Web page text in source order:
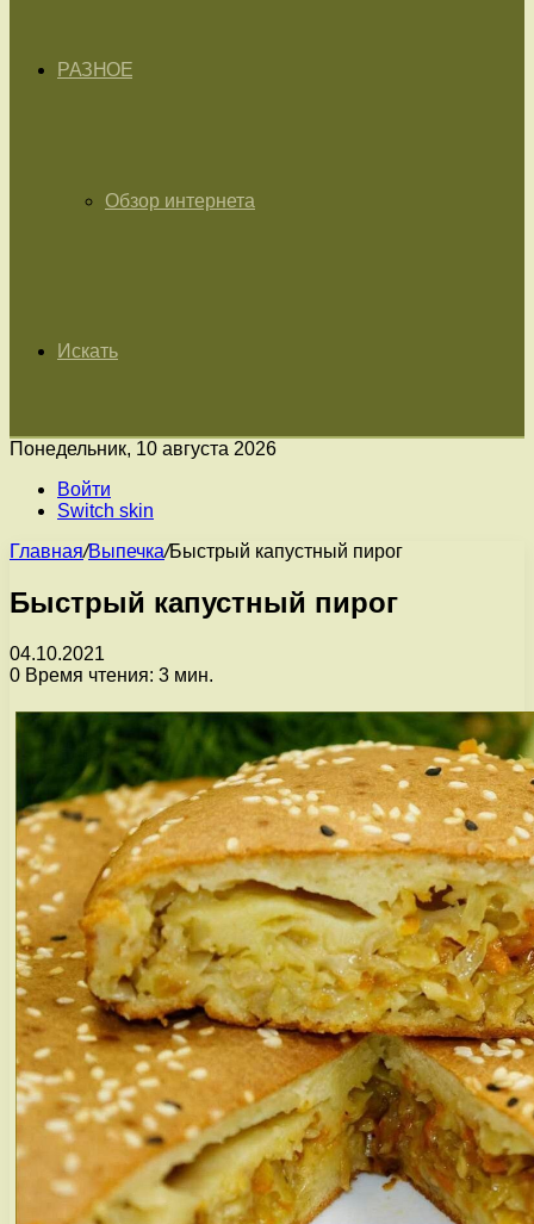
РАЗНОЕ
Обзор интернета
Искать
Понедельник, 10 августа 2026
Войти
Switch skin
Главная/Выпечка/Быстрый капустный пирог
Быстрый капустный пирог
04.10.2021
0 Время чтения: 3 мин.